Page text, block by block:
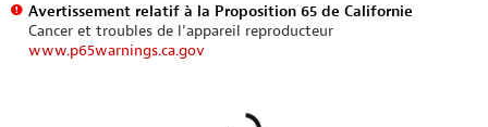
Avertissement relatif à la Proposition 65 de Californie
Cancer et troubles de l’appareil reproducteur
www.p65warnings.ca.gov